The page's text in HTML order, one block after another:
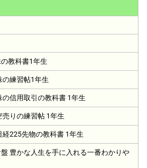
教科書1年生
の練習帖1年生
信用取引の教科書 1年生
りの練習帖 1年生
経225先物の教科書 1年生
豊かな人生を手に入れる一番わかりや